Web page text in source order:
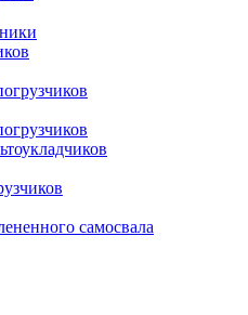
самосвала